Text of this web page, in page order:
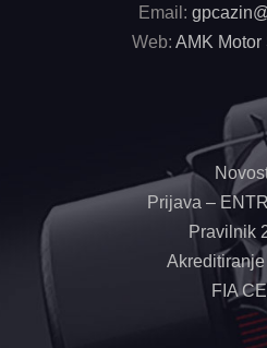
Email:
Web: AMK Motor
Prijava –
Pravilnik
FIA